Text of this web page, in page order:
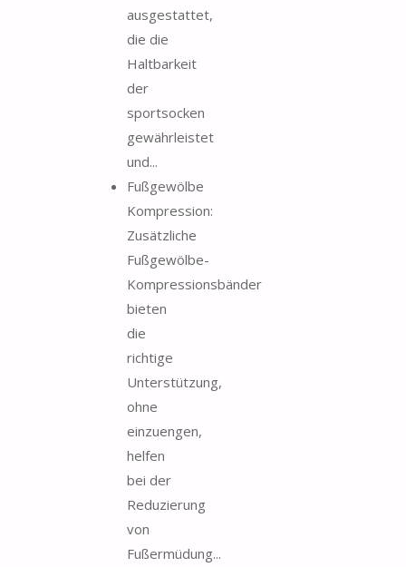
ausgestattet,
die die
Haltbarkeit
der
sportsocken
gewährleistet
und...
Fußgewölbe
Kompression:
Zusätzliche
Fußgewölbe-
Kompressionsbänder
bieten
die
richtige
Unterstützung,
ohne
einzuengen,
helfen
bei der
Reduzierung
von
Fußermüdung...